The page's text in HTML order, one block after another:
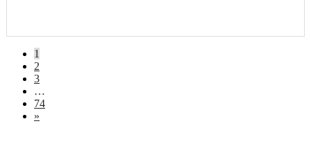
1
2
3
…
74
»